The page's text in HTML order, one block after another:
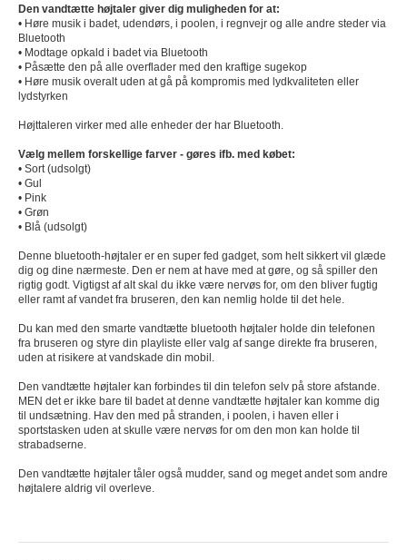
Den vandtætte højtaler giver dig muligheden for at:
• Høre musik i badet, udendørs, i poolen, i regnvejr og alle andre steder via
Bluetooth
• Modtage opkald i badet via Bluetooth
• Påsætte den på alle overflader med den kraftige sugekop
• Høre musik overalt uden at gå på kompromis med lydkvaliteten eller
lydstyrken
Højttaleren virker med alle enheder der har Bluetooth.
Vælg mellem forskellige farver - gøres ifb. med købet:
• Sort (udsolgt)
• Gul
• Pink
• Grøn
• Blå (udsolgt)
Denne bluetooth-højtaler er en super fed gadget, som helt sikkert vil glæde
dig og dine nærmeste. Den er nem at have med at gøre, og så spiller den
rigtig godt. Vigtigst af alt skal du ikke være nervøs for, om den bliver fugtig
eller ramt af vandet fra bruseren, den kan nemlig holde til det hele.
Du kan med den smarte vandtætte bluetooth højtaler holde din telefonen
fra bruseren og styre din playliste eller valg af sange direkte fra bruseren,
uden at risikere at vandskade din mobil.
Den vandtætte højtaler kan forbindes til din telefon selv på store afstande.
MEN det er ikke bare til badet at denne vandtætte højtaler kan komme dig
til undsætning. Hav den med på stranden, i poolen, i haven eller i
sportstasken uden at skulle være nervøs for om den mon kan holde til
strabadserne.
Den vandtætte højtaler tåler også mudder, sand og meget andet som andre
højtalere aldrig vil overleve.